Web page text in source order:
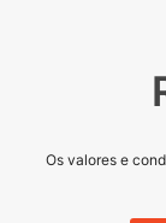
Os valores e